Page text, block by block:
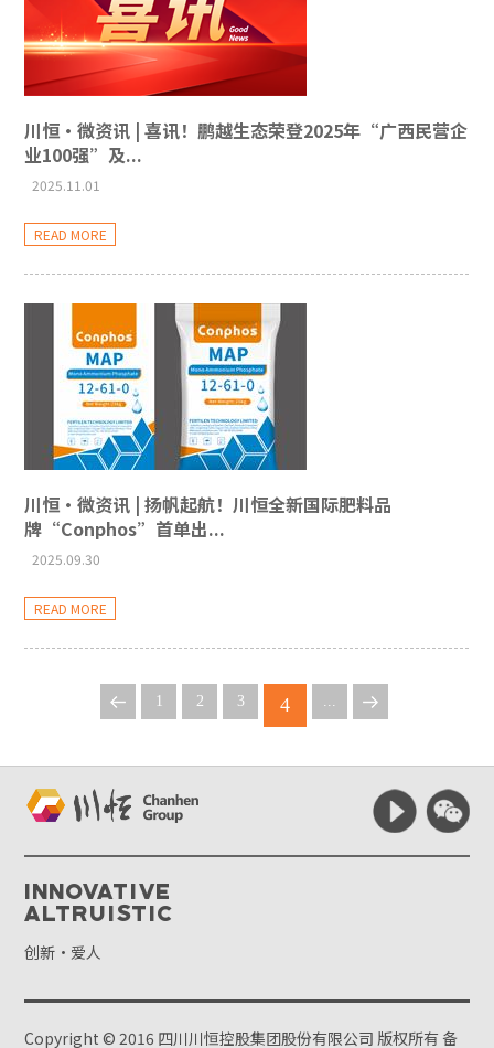
川恒·微资讯 | 喜讯！鹏越生态荣登2025年“广西民营企
业100强”及...
2025.11.01
READ MORE
川恒·微资讯 | 扬帆起航！川恒全新国际肥料品
牌“Conphos”首单出...
2025.09.30
READ MORE
1 2 3 4 ...
Innovative
Altruistic
创新·爱人
Copyright © 2016 四川川恒控股集团股份有限公司 版权所有备